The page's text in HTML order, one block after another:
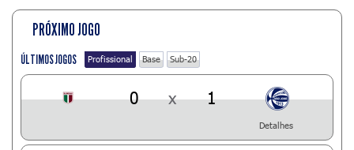
PRÓXIMO JOGO
ÚLTIMOS JOGOS Profissional Base Sub-20
0 x 1
Detalhes